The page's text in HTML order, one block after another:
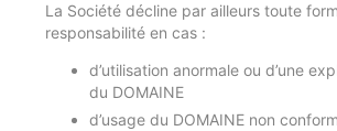
La Société décline par ailleurs toute
responsabilité en cas :
d’utilisation anormale ou d’une
du DOMAINE
d’usage du DOMAINE non